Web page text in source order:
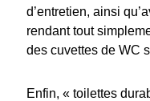
d’entretien, ainsi
rendant tout
des cuvettes de WC
Enfin, « toilettes